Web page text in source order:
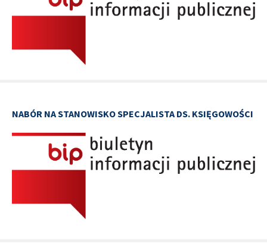
NABÓR NA STANOWISKO SPECJALISTA DS. KSIĘGOWOŚCI